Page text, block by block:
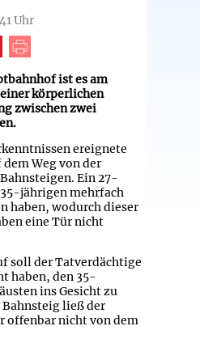
Uhr
ist es am
körperlichen
zwischen zwei
ereignete
Weg von der
Ein 27-
jährigen mehrfach
haben, wodurch dieser
eine Tür nicht
soll der Tatverdächtige
haben, den 35-
ins Gesicht zu
Bahnsteig ließ der
offenbar nicht von dem